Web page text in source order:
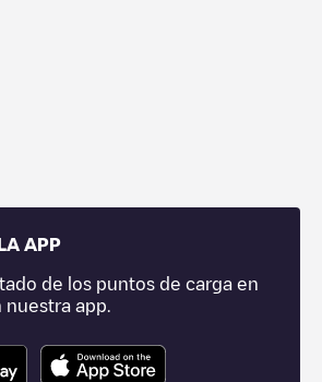
APP
de los puntos de carga en
app.